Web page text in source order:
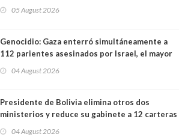
trasandino
05 August 2026
Genocidio: Gaza enterró simultáneamente a
112 parientes asesinados por Israel, el mayor
muertos figuran 44 niños y nueve ancianos
04 August 2026
Presidente de Bolivia elimina otros dos
ministerios y reduce su gabinete a 12 carteras
04 August 2026